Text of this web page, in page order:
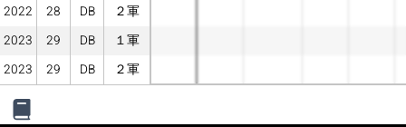
2022
28 DB
２軍
2023
29 DB
１軍
2023
29 DB ２軍